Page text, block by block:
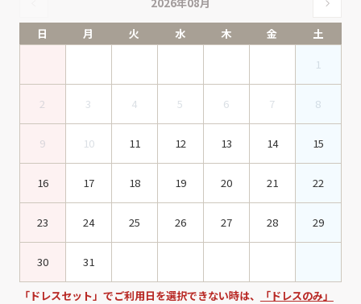
日
月 火 水 木 金
土
1
2 3 4 5 6 7 8
9 10 11 12 13 14 15
16 17 18 19 20 21 22
23 24 25 26 27 28 29
30 31
「ドレスセット」でご利用日を選択できない時は、
「ドレスのみ」